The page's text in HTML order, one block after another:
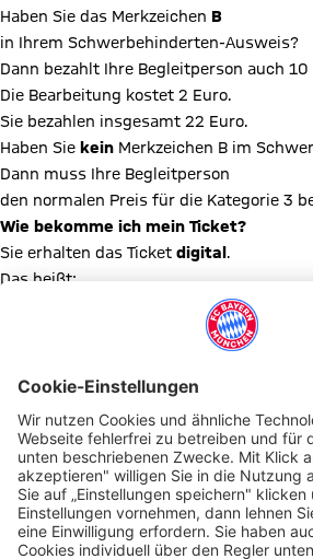
Haben Sie das Merkzeichen B
in Ihrem Schwerbehinderten-Ausweis?
Dann bezahlt Ihre Begleitperson auch 10
Die Bearbeitung kostet 2 Euro.
Sie bezahlen insgesamt 22 Euro.
Haben Sie kein Merkzeichen B im
Dann muss Ihre Begleitperson
den normalen Preis für die Kategorie 3
Wie bekomme ich mein Ticket?
Sie erhalten das Ticket digital .
Das heißt:
Das Ticket ist auf der Internet-Seite
Sie müssen sich auf der Internet-Seite
anmelden:
Anmeldung digitales Ticket-Center
Sie können das Ticket dann auf Ihrem
Zeigen Sie amEingangIhr digitales
Diesen Artikel teilen